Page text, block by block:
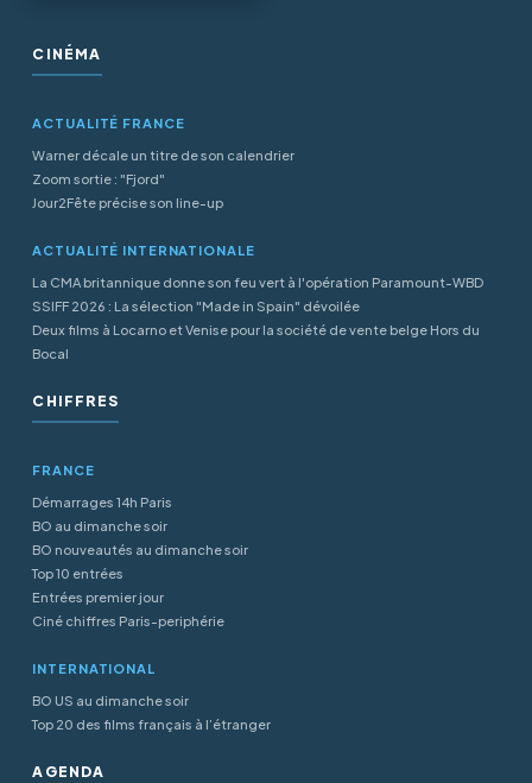
CINÉMA
ACTUALITÉ FRANCE
Warner décale un titre de son calendrier
Zoom sortie : "Fjord"
Jour2Fête précise son line-up
ACTUALITÉ INTERNATIONALE
La CMA britannique donne son feu vert à l'opération Paramount-WBD
SSIFF 2026 : La sélection "Made in Spain" dévoilée
Deux films à Locarno et Venise pour la société de vente belge Hors du
Bocal
CHIFFRES
FRANCE
Démarrages 14h Paris
BO au dimanche soir
BO nouveautés au dimanche soir
Top 10 entrées
Entrées premier jour
Ciné chiffres Paris-periphérie
INTERNATIONAL
BO US au dimanche soir
Top 20 des films français à l’étranger
AGENDA